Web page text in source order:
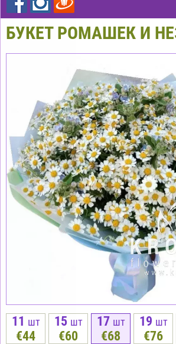
БУКЕТ РОМАШЕК И
11 шт
€44
15 шт
€60
17 шт
€68
19 шт
€76